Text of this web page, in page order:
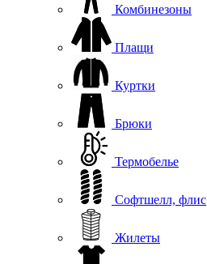
Комбинезоны
Плащи
Куртки
Брюки
Термобелье
Софтшелл, флис
Жилеты